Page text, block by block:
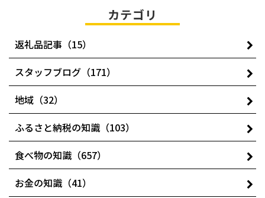
カテゴリ
返礼品記事（15）
スタッフブログ（171）
地域（32）
ふるさと納税の知識（103）
食べ物の知識（657）
お金の知識（41）